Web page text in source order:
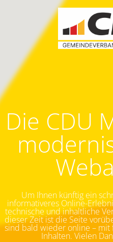
Die CDU
Um Ihnen künftig ein
informativeres Online-
technische und inhaltliche
dieser Zeit ist die Seite
sind bald wieder online – mit
Inhalten. Vielen